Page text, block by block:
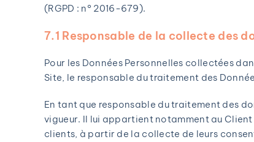
(RGPD : n° 2016-679).
7.1 Responsable de la collecte des
Pour les Données Personnelles collectées
Site, le responsable du traitement des
En tant que responsable du traitement des
vigueur. Il lui appartient notamment au
clients, à partir de la collecte de leurs